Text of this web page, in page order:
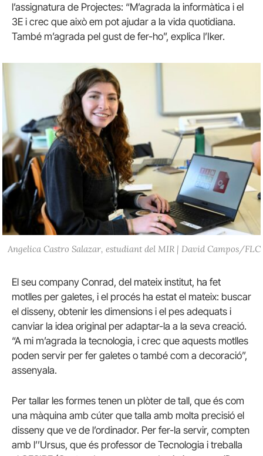
l’assignatura de Projectes: “M’agrada la informàtica i el
3E i crec que això em pot ajudar a la vida quotidiana.
També m’agrada pel gust de fer-ho”, explica l’Iker.
Angelica Castro Salazar, estudiant del MIR | David Campos/FLC
El seu company Conrad, del mateix institut, ha fet
motlles per galetes, i el procés ha estat el mateix: buscar
el disseny, obtenir les dimensions i el pes adequats i
canviar la idea original per adaptar-la a la seva creació.
“A mi m’agrada la tecnologia, i crec que aquests motlles
poden servir per fer galetes o també com a decoració”,
assenyala.
Per tallar les formes tenen un plòter de tall, que és com
una màquina amb cúter que talla amb molta precisió el
disseny que ve de l’ordinador. Per fer-la servir, compten
amb l’’Ursus, que és professor de Tecnologia i treballa